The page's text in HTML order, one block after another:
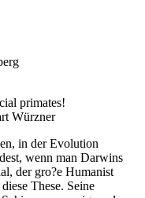
primates!
Würzner
in der Evolution
wenn man Darwins
der gro?e Humanist
These. Seine